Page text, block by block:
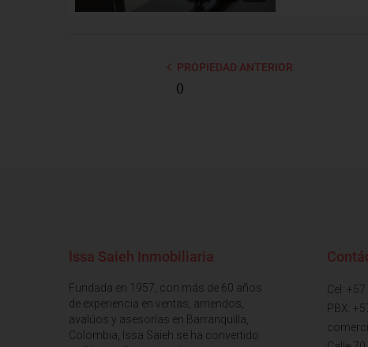
PROPIEDAD ANTERIOR
()
Issa Saieh Inmobiliaria
Fundada en 1957, con más de 60 años
de experiencia en ventas, arriendos,
avalúos y asesorías en Barranquilla,
Colombia, Issa Saieh se ha convertido
Cel:
PBX: